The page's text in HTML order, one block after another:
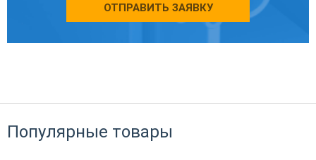
ОТПРАВИТЬ ЗАЯВКУ
Популярные товары